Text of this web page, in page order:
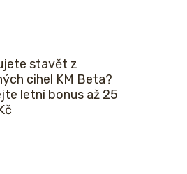
stavět z
cihel KM Beta?
letní bonus až 25